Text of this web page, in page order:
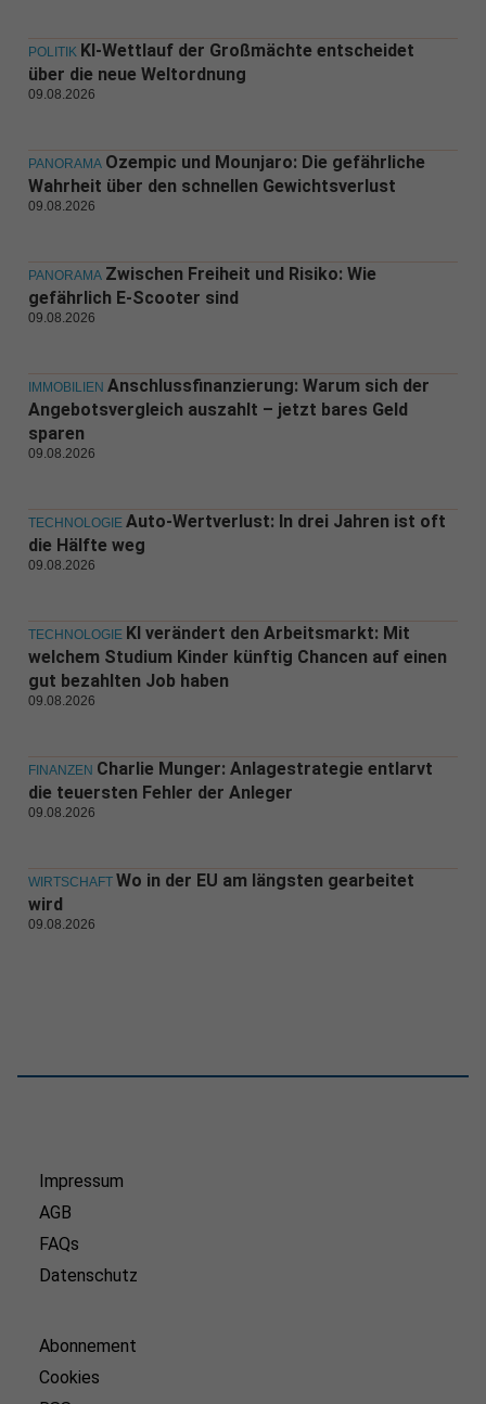
POLITIK KI-Wettlauf der Großmächte entscheidet
über die neue Weltordnung
09.08.2026
PANORAMA Ozempic und Mounjaro: Die gefährliche
Wahrheit über den schnellen Gewichtsverlust
09.08.2026
PANORAMA Zwischen Freiheit und Risiko: Wie
gefährlich E-Scooter sind
09.08.2026
IMMOBILIEN Anschlussfinanzierung: Warum sich der
Angebotsvergleich auszahlt – jetzt bares Geld
sparen
09.08.2026
TECHNOLOGIE Auto-Wertverlust: In drei Jahren ist oft
die Hälfte weg
09.08.2026
TECHNOLOGIE KI verändert den Arbeitsmarkt: Mit
welchem Studium Kinder künftig Chancen auf einen
gut bezahlten Job haben
09.08.2026
FINANZEN Charlie Munger: Anlagestrategie entlarvt
die teuersten Fehler der Anleger
09.08.2026
WIRTSCHAFT Wo in der EU am längsten gearbeitet
wird
09.08.2026
Impressum
AGB
FAQs
Datenschutz
Abonnement
Cookies